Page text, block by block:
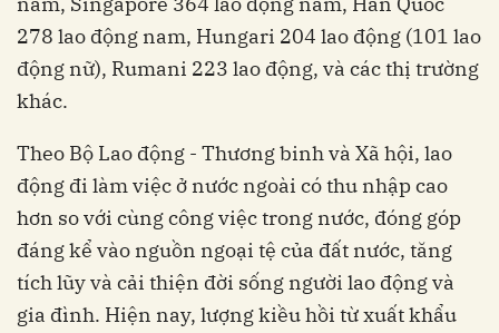
278 lao động nam, Hungari 204 lao động (101 lao
động nữ), Rumani 223 lao động, và các thị trường
khác.
Theo Bộ Lao động - Thương binh và Xã hội, lao
động đi làm việc ở nước ngoài có thu nhập cao
hơn so với cùng công việc trong nước, đóng góp
đáng kể vào nguồn ngoại tệ của đất nước, tăng
tích lũy và cải thiện đời sống người lao động và
gia đình. Hiện nay, lượng kiều hồi từ xuất khẩu